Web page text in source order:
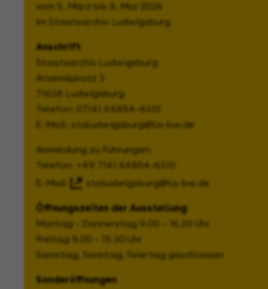
vom 5. März bis 8. Mai 2026
im Staatsarchiv Ludwigsburg
Anschrift
Staatsarchiv Ludwigsburg
Arsenalplatz 3
71638 Ludwigsburg
Telefon: 07141 64854–6310
E-Mail: staludwigsburg@la-bw.de
Anmeldung zu Führungen:
Telefon: +49 7141 64854-6310
E-Mail:
staludwigsburg@la-bw.de
Öffnungszeiten der Ausstellung
Montag - Donnerstag 9.00 – 16.30 Uhr
Freitag 9.00 – 15.30 Uhr
Samstag, Sonntag, Feiertag geschlossen
Sonderöffnungen